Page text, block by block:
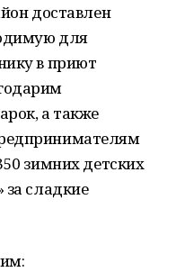
доставлен
для
в приют
а также
зимних детских
сладкие